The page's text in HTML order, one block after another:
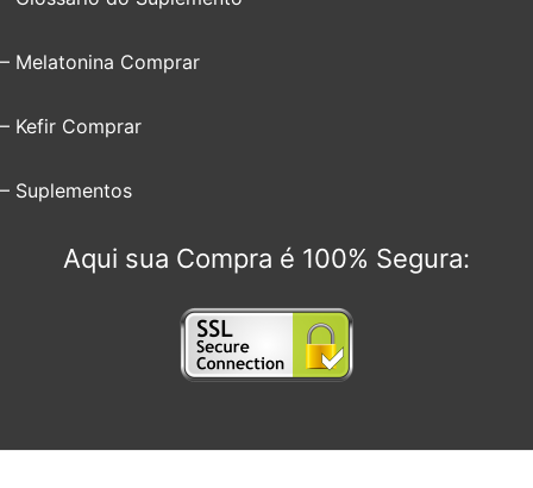
– Melatonina Comprar
– Kefir Comprar
– Suplementos
Aqui sua Compra é 100% Segura: